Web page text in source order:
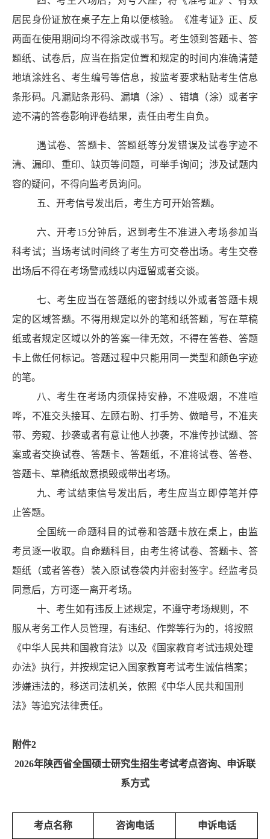
居民身份证放在桌子左上角以便核验。《准考证》正、反
两面在使用期间均不得涂改或书写。考生领到答题卡、答
题纸、试卷后，应当在指定位置和规定的时间内准确清楚
地填涂姓名、考生编号等信息，按监考要求粘贴考生信息
条形码。 凡漏贴条形码、漏填（涂）、错填（涂）或者字
迹不清的答卷影响评卷结果，责任由考生自负。
遇试卷、答题卡、答题纸等分发错误及试卷字迹不
清、漏印、重印、缺页等问题，可举手询问；涉及试题内
容的疑问，不得向监考员询问。
五、开考信号发出后，考生方可开始答题。
六、开考15分钟后，迟到考生不准进入考场参加当
科考试；当场考试时间终了考生方可交卷出场。考生交卷
出场后不得在考场警戒线以内逗留或者交谈。
七、考生应当在答题纸的密封线以外或者答题卡规
定的区域答题。不得用规定以外的笔和纸答题，写在草稿
纸或者规定区域以外的答案一律无效，不得在答卷、答题
卡上做任何标记。答题过程中只能用同一类型和颜色字迹
的笔。
八、考生在考场内须保持安静，不准吸烟，不准喧
哗，不准交头接耳、左顾右盼、打手势、做暗号，不准夹
带、旁窥、抄袭或者有意让他人抄袭，不准传抄试题、答
案或者交换试卷、答题卡、答题纸，不准将试卷、答卷、
答题卡、 草稿纸故意损毁或带出考场。
九、考试结束信号发出后，考生应当立即停笔并停
止答题。
全国统一命题科目的试卷和答题卡放在桌上，由监
考员逐一收取。自命题科目，由考生将试卷、答题卡、答
题纸（或者答卷）装入原试卷袋内并密封签字。 经监考员
同意后，方可逐一离开考场。
十、考生如有违反上述规定，不遵守考场规则，不
服从考务工作人员管理，有违纪、作弊等行为的，将按照
《中华人民共和国教育法》以及《国家教育考试违规处理
办法》执行， 并按规定记入国家教育考试考生诚信档案；
涉嫌违法的，移送司法机关，依照《中华人民共和国刑
法》等追究法律责任。
附件2
2026年陕西省全国硕士研究生招生考试考点咨询、申诉联
系方式
考点名称 咨询电话 申诉电话